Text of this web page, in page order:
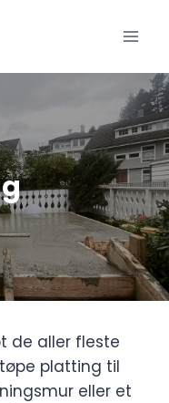
de aller fleste
platting til
eller et